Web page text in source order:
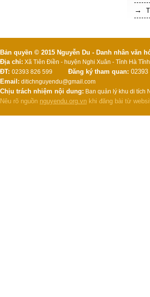
Bản quyền © 2015 Nguyễn Du - Danh nhân văn
Địa chỉ: Xã Tiên Điền - huyện Nghi Xuân - Tỉnh Hà
ĐT: 02393 826 599 Đăng ký tham quan: 02393
Email: ditichnguyendu@gmail.com
Chịu trách nhiệm nội dung: Ban quản lý khu di tích
Nêu rõ nguồn nguyendu.org.vn khi đăng bài từ